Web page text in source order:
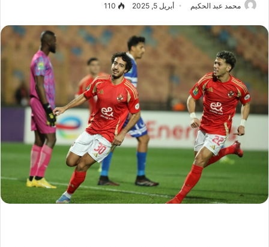
محمد عبد الحكيم أبريل 5, 2025 110